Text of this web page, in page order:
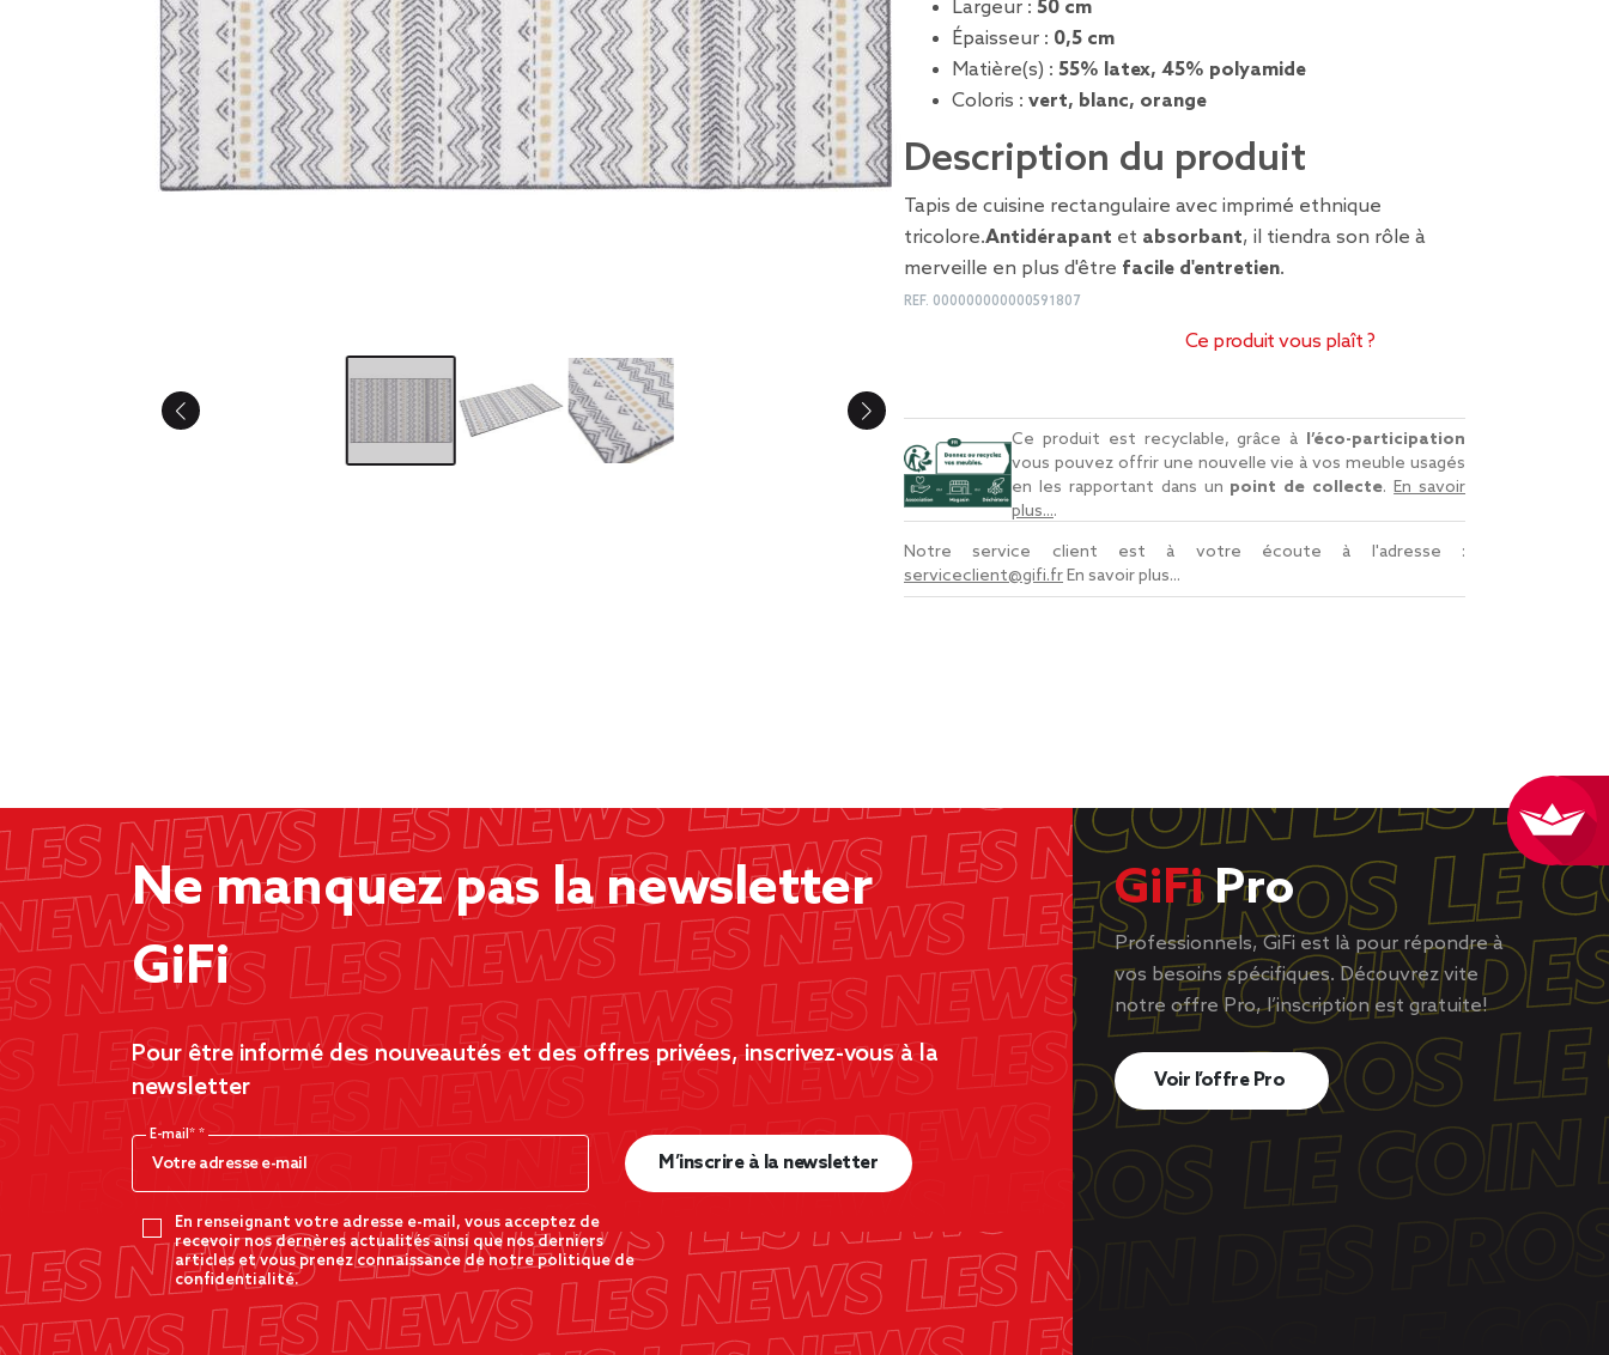
Largeur : 50 cm
Épaisseur : 0,5 cm
Matière(s) : 55% latex, 45% polyamide
Coloris : vert, blanc, orange
Description du produit
Tapis de cuisine rectangulaire avec imprimé ethnique
tricolore.Antidérapant et absorbant, il tiendra son rôle à
merveille en plus d'être facile d'entretien.
REF. 000000000000591807
Ce produit vous plaît ?
Ce produit est recyclable, grâce à l’éco-participation
vous pouvez offrir une nouvelle vie à vos meuble usagés
en les rapportant dans un point de collecte.En savoir
plus....
Notre service client est à votre écoute à l'adresse :
serviceclient@gifi.frEn savoir plus...
Ne manquez pas la newsletter
GiFi
Pour être informé des nouveautés et des offres privées, inscrivez-vous à la
newsletter
E-mail*
En renseignant votre adresse e-mail, vous acceptez de
recevoir nos dernères actualités ainsi que nos derniers
articles et vous prenez connaissance de notre politique de
confidentialité.
M’inscrire à la newsletter
GiFiPro
Professionnels, GiFi est là pour répondre à
vos besoins spécifiques. Découvrez vite
notre offre Pro, l’inscription est gratuite!
Voir l’offre Pro